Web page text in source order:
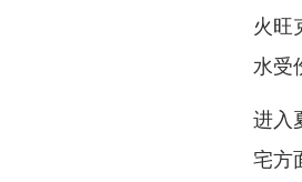
火旺
水受
进入
宅方